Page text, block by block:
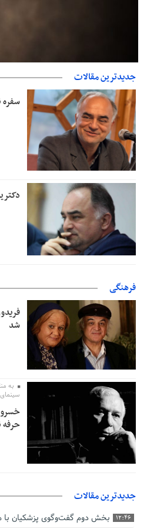
دفتر رهبر انقلاب: مطالب خارج از
جدیدترین مقالات
سفره
فرهنگی
شد
به
سینمای
جدیدترین مقالات
12:46 بخش دوم گفت‌وگوی پزشکیان